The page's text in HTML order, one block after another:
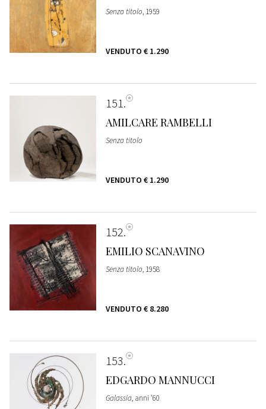
Senza titolo, 1959
VENDUTO € 1.290
151
AMILCARE RAMBELLI
Senza titolo
VENDUTO € 1.290
152
EMILIO SCANAVINO
Senza titolo, 1958
VENDUTO € 8.280
153
EDGARDO MANNUCCI
Galassia, anni '60